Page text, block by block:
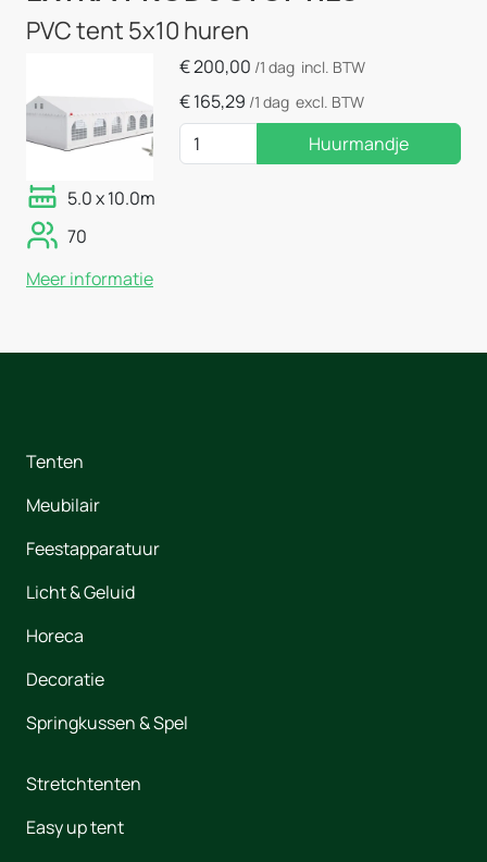
PVC tent 5x10 huren
€200,00 /1 dag incl. BTW
€165,29 /1 dag excl. BTW
Huurmandje
5.0 x 10.0m
70
Meer informatie
Tenten
Meubilair
Feestapparatuur
Licht & Geluid
Horeca
Decoratie
Springkussen & Spel
Stretchtenten
Easy up tent